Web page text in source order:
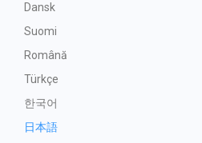
Dansk
Suomi
Română
Türkçe
한국어
日本語